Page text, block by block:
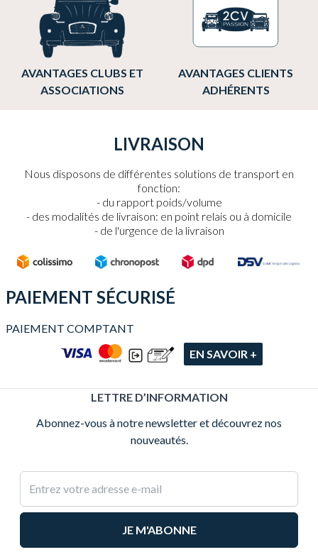
AVANTAGES CLUBS ET
ASSOCIATIONS
AVANTAGES CLIENTS
ADHÉRENTS
LIVRAISON
Nous disposons de différentes solutions de transport en
fonction:
du rapport poids/volume
des modalités de livraison: en point relais ou à domicile
de l'urgence de la livraison
PAIEMENT SÉCURISÉ
PAIEMENT COMPTANT
EN SAVOIR +
LETTRE D’INFORMATION
Abonnez-vous à notre newsletter et découvrez nos
nouveautés.
Adresse e-mail